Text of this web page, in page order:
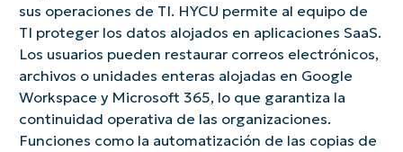
sus operaciones de TI. HYCU permite al equipo de
TI proteger los datos alojados en aplicaciones SaaS.
Los usuarios pueden restaurar correos electrónicos,
archivos o unidades enteras alojadas en Google
Workspace y Microsoft 365, lo que garantiza la
continuidad operativa de las organizaciones.
Funciones como la automatización de las copias de